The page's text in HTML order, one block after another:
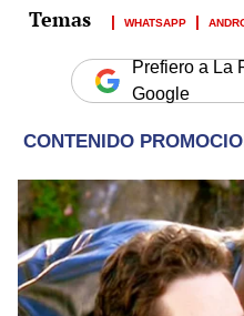
WHATSAPP
Prefiero a La
Google